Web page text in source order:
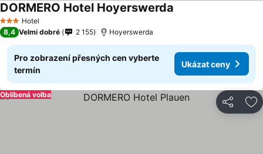
3 Počet hvězdiček
Hotel
DORMERO Hotel Hoyerswerda
8,4 Velmi dobré 2 155 Hoyerswerda
Pro zobrazení přesných cen vyberte
termín
Ukázat ceny
Sdílet
Oblíbená volba